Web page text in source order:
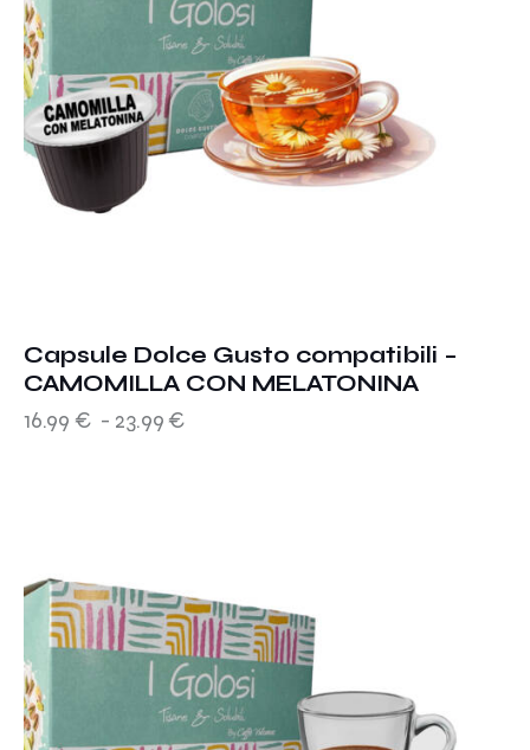
Capsule Dolce Gusto compatibili –
CAMOMILLA CON MELATONINA
16.99 € - 23.99 €